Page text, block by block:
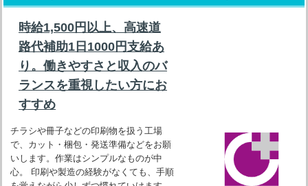
時給1,500円以上、高速道
路代補助1日1000円支給あ
り。働きやすさと収入のバ
ランスを重視したい方にお
すすめ
チラシや冊子などの印刷物を扱う工場
で、カット・梱包・発送準備などをお願
いします。作業はシンプルなものが中
心。 印刷や製造の経験がなくても、手順